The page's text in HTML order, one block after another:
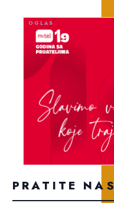
PRATITE NAS